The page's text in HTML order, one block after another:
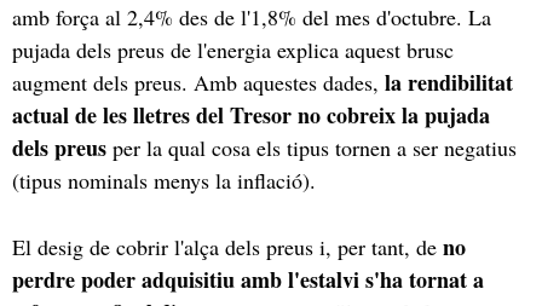
amb força al 2,4% des de l'1,8% del mes d'octubre. La
pujada dels preus de l'energia explica aquest brusc
augment dels preus. Amb aquestes dades, la rendibilitat
actual de les lletres del Tresor no cobreix la pujada
dels preus per la qual cosa els tipus tornen a ser negatius
(tipus nominals menys la inflació).
El desig de cobrir l'alça dels preus i, per tant, de no
perdre poder adquisitiu amb l'estalvi s'ha tornat a